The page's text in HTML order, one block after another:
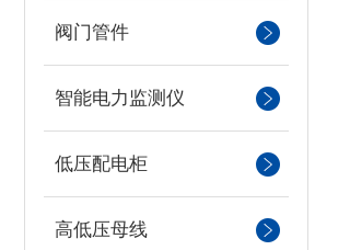
阀门管件
智能电力监测仪
低压配电柜
高低压母线